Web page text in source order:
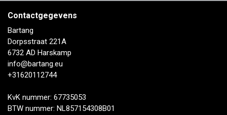
Contactgegevens
Bartang
Dorpsstraat 221A
6732 AD Harskamp
info@bartang.eu
+31620112744
KvK nummer: 67735053
BTW nummer: NL857154308B01